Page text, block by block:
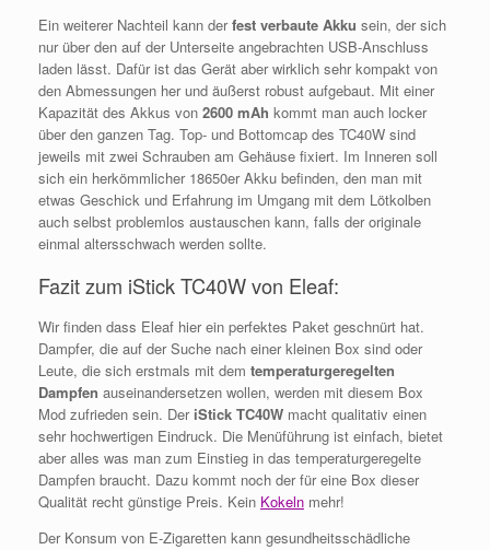
Ein weiterer Nachteil kann derfest verbaute Akku sein, der sich
nur über den auf der Unterseite angebrachten USB-Anschluss
laden lässt. Dafür ist das Gerät aber wirklich sehr kompakt von
den Abmessungen her und äußerst robust aufgebaut. Mit einer
Kapazität des Akkus von 2600 mAh kommt man auch locker
über den ganzen Tag. Top- und Bottomcap des TC40W sind
jeweils mit zwei Schrauben am Gehäuse fixiert. Im Inneren soll
sich ein herkömmlicher 18650er Akku befinden, den man mit
etwas Geschick und Erfahrung im Umgang mit dem Lötkolben
auch selbst problemlos austauschen kann, falls der originale
einmal altersschwach werden sollte.
Fazit zum iStick TC40W von Eleaf:
Wir finden dass Eleaf hier ein perfektes Paket geschnürt hat.
Dampfer, die auf der Suche nach einer kleinen Box sind oder
Leute, die sich erstmals mit dem temperaturgeregelten
Dampfen auseinandersetzen wollen, werden mit diesem Box
Mod zufrieden sein. Der iStick TC40W macht qualitativ einen
sehr hochwertigen Eindruck. Die Menüführung ist einfach, bietet
aber alles was man zum Einstieg in das temperaturgeregelte
Dampfen braucht. Dazu kommt noch der für eine Box dieser
Qualität recht günstige Preis. Kein Kokeln mehr!
Der Konsum von E-Zigaretten kann gesundheitsschädliche